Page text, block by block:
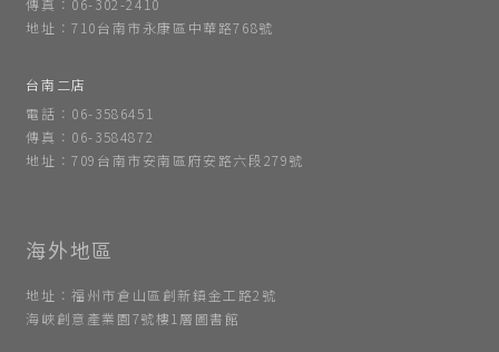
地址：710台南市永康區中華路768號
台南二店
電話：06-3586451
傳真：06-3584872
地址：709台南市安南區府安路六段279號
地址：福州市倉山區創新鎮金工路2號
海峽創意產業園7號樓1層圖書館